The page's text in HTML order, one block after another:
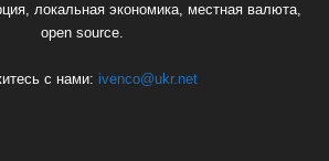
локальная экономика, местная валюта,
open source.
с нами: ivenco@ukr.net